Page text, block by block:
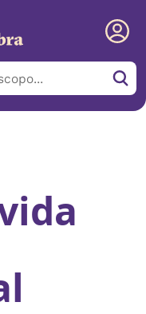
pessoal e profissional